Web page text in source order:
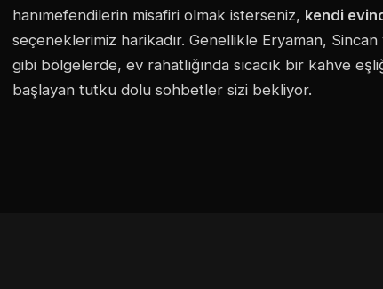
hanımefendilerin misafiri olmak isterseniz, kendi
seçeneklerimiz harikadır. Genellikle Eryaman,
gibi bölgelerde, ev rahatlığında sıcacık bir kahve
başlayan tutku dolu sohbetler sizi bekliyor.